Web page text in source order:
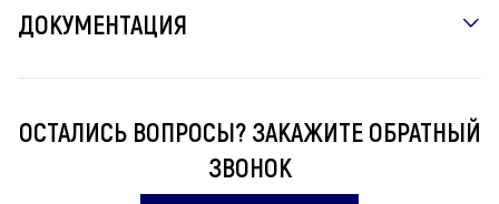
ДОКУМЕНТАЦИЯ
ОСТАЛИСЬ ВОПРОСЫ? ЗАКАЖИТЕ ОБРАТНЫЙ
ЗВОНОК